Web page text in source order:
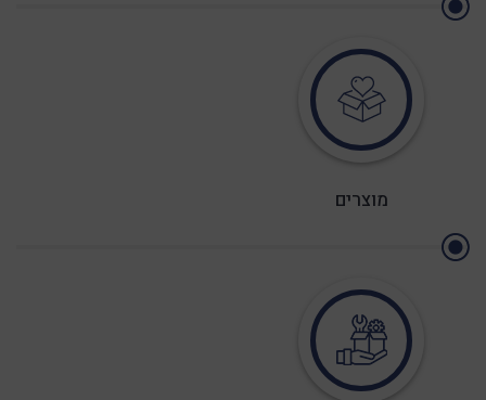
נטוורקינג ראשון לציון 22/12/26
נטוורקינג אוגוסט
מוצרים